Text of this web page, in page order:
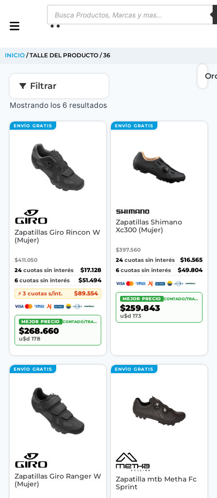
INICIO / TALLE DEL PRODUCTO / 36
Filtrar
Mostrando los 6 resultados
ENVÍO GRATIS
Zapatillas Giro Rincon W
(Mujer)
$411.050
24 cuotas sin interés
$17.128
6 cuotas sin interés $51.494
⚡ 3 cuotas s/int. $89.554
MEJOR PRECIO CONTADO/TRANSF.
$268.660
u$d 178
ENVÍO GRATIS
Zapatillas Shimano
Xc300 (Mujer)
$397.560
24 cuotas sin interés
$16.565
6 cuotas sin interés $49.804
MEJOR PRECIO CONTADO/TRANSF.
$259.843
u$d 173
ENVÍO GRATIS
Zapatillas Giro Ranger W
(Mujer)
ENVÍO GRATIS
Zapatilla mtb Metha Fc
Sprint